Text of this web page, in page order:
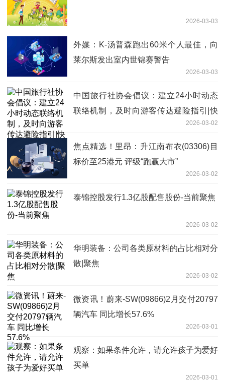
2026-03-03
外媒：K-汤普森跑出60米个人最佳，向
莱尔斯发出室内世锦赛警告
2026-03-03
中国旅行社协会倡议：建立24小时动态
联络机制，及时向游客传达避险指引|快
2026-03-02
焦点精选！里昂：升江南布衣(03306)目
标价至25港元 评级“跑赢大市”
2026-03-02
泰锦控股发行1.3亿股配售股份-当前聚焦
2026-03-02
华明装备：公司各类原材料的占比相对分
散|聚焦
2026-03-02
微资讯！蔚来-SW(09866)2月交付20797
辆汽车 同比增长57.6%
2026-03-01
观察：如果条件允许，请允许孩子为爱好
买单
2026-03-01